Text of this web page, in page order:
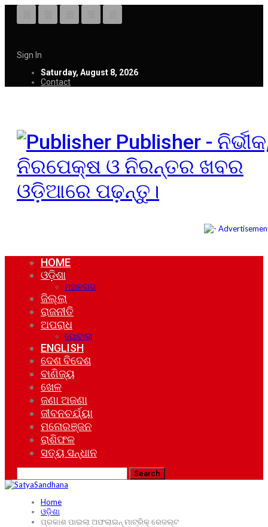
Sign In
Saturday, August 8, 2026
Contact
Publisher -
ନିରପେକ୍ଷ ଓ ନିରନ୍ତର ଖବର
ଓଡ଼ିଆରେ ପଢ଼ନ୍ତୁ।
HOME
ଓଡ଼ିଶା
ମହାନଗର
ଜିଲ୍ଲା
ରାଜନୀତି
ଅପରାଧ
ଘୋଟାଲା
ENGLISH
ଦେଶ ବିଦେଶ
ବାଣିଜ୍ୟ
ଖେଳ
ଜଣା ଅଜଣା
ଜୀବନଚର୍ଯ୍ୟା
ମନୋରଞ୍ଜନ
ରାଶିଫଳ
ସତ୍ୟ ସନ୍ଧାନ
Home
ଓଡ଼ିଶା
ପ୍ରକାଶ ପାଇଲା ଅଫଲାଇନ୍ ମାଟ୍ରିକ୍ ରେଜଲ୍ଟ